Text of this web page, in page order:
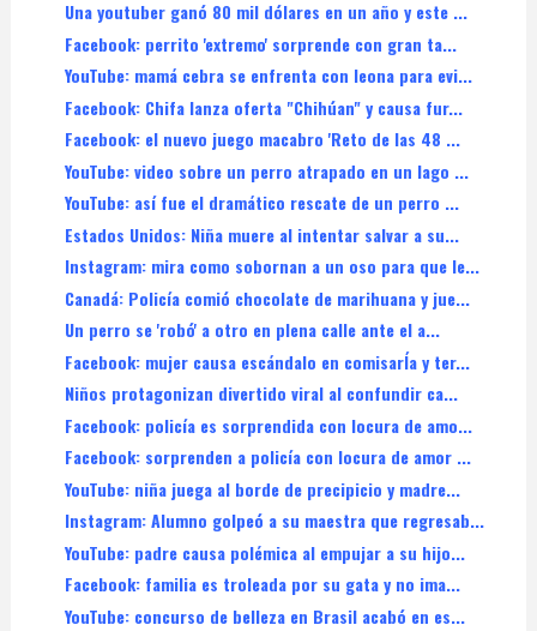
Una youtuber ganó 80 mil dólares en un año y este ...
Facebook: perrito 'extremo' sorprende con gran ta...
YouTube: mamá cebra se enfrenta con leona para evi...
Facebook: Chifa lanza oferta "Chihúan" y causa fur...
Facebook: el nuevo juego macabro 'Reto de las 48 ...
YouTube: video sobre un perro atrapado en un lago ...
YouTube: así fue el dramático rescate de un perro ...
Estados Unidos: Niña muere al intentar salvar a su...
Instagram: mira como sobornan a un oso para que le...
Canadá: Policía comió chocolate de marihuana y jue...
Un perro se 'robó' a otro en plena calle ante el a...
Facebook: mujer causa escándalo en comisarÍa y ter...
Niños protagonizan divertido viral al confundir ca...
Facebook: policía es sorprendida con locura de amo...
Facebook: sorprenden a policía con locura de amor ...
YouTube: niña juega al borde de precipicio y madre...
Instagram: Alumno golpeó a su maestra que regresab...
YouTube: padre causa polémica al empujar a su hijo...
Facebook: familia es troleada por su gata y no ima...
YouTube: concurso de belleza en Brasil acabó en es...